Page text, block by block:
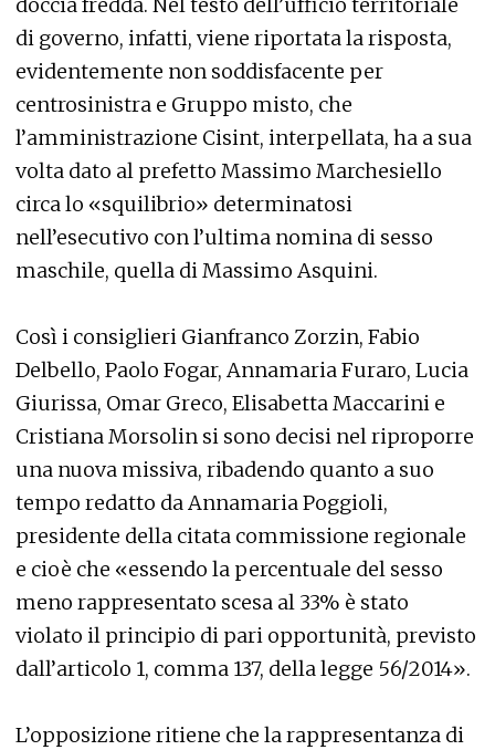
doccia fredda. Nel testo dell’ufficio territoriale
di governo, infatti, viene riportata la risposta,
evidentemente non soddisfacente per
centrosinistra e Gruppo misto, che
l’amministrazione Cisint, interpellata, ha a sua
volta dato al prefetto Massimo Marchesiello
circa lo «squilibrio» determinatosi
nell’esecutivo con l’ultima nomina di sesso
maschile, quella di Massimo Asquini.
Così i consiglieri Gianfranco Zorzin, Fabio
Delbello, Paolo Fogar, Annamaria Furaro, Lucia
Giurissa, Omar Greco, Elisabetta Maccarini e
Cristiana Morsolin si sono decisi nel riproporre
una nuova missiva, ribadendo quanto a suo
tempo redatto da Annamaria Poggioli,
presidente della citata commissione regionale
e cioè che «essendo la percentuale del sesso
meno rappresentato scesa al 33% è stato
violato il principio di pari opportunità, previsto
dall’articolo 1, comma 137, della legge 56/2014».
L’opposizione ritiene che la rappresentanza di